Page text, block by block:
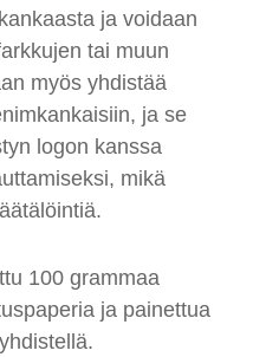
ja voidaan
tai muun
myös yhdistää
ja se
logon kanssa
mikä
100 grammaa
ja painettua